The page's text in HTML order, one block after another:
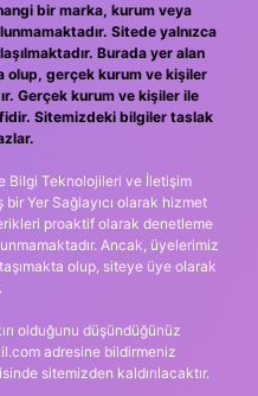
bir marka, kurum veya
Sitede yalnızca
Burada yer alan
olup, gerçek kurum ve kişiler
Gerçek kurum ve kişiler ile
Sitemizdeki bilgiler taslak
Bilgi Teknolojileri ve İletişim
bir Yer Sağlayıcı olarak hizmet
proaktif olarak denetleme
Ancak, üyelerimiz
olup, siteye üye olarak
olduğunu düşündüğünüz
adresine bildirmeniz
sitemizden kaldırılacaktır.